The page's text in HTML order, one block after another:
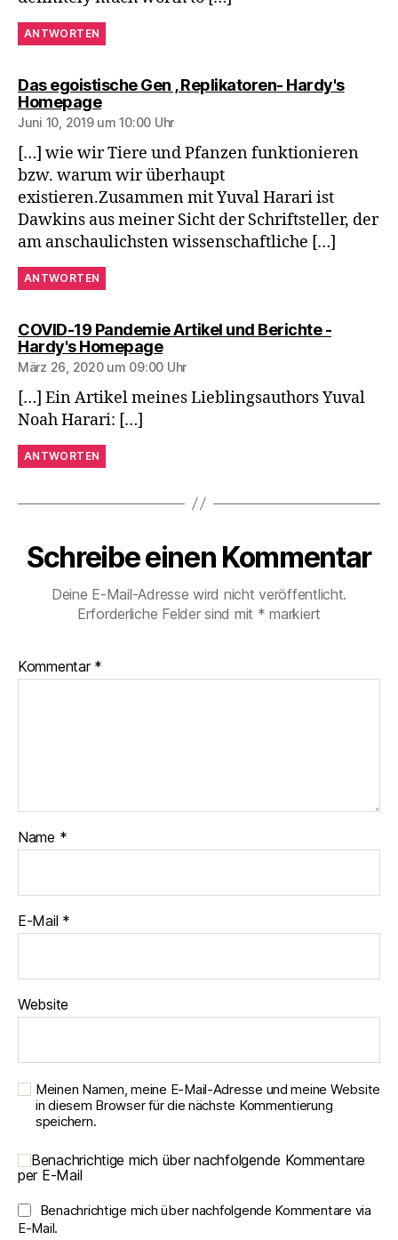
ANTWORTEN
Das egoistische Gen , Replikatoren- Hardy's
Homepagesagt:
Juni 10, 2019 um 10:00 Uhr
[…] wie wir Tiere und Pfanzen funktionieren
bzw. warum wir überhaupt
existieren.Zusammen mit Yuval Harari ist
Dawkins aus meiner Sicht der Schriftsteller, der
am anschaulichsten wissenschaftliche […]
ANTWORTEN
COVID-19 Pandemie Artikel und Berichte -
Hardy's Homepagesagt:
März 26, 2020 um 09:00 Uhr
[…] Ein Artikel meines Lieblingsauthors Yuval
Noah Harari: […]
ANTWORTEN
Schreibe einen Kommentar
Deine E-Mail-Adresse wird nicht veröffentlicht.
Erforderliche Felder sind mit * markiert
Kommentar *
Name *
E-Mail *
Website
Meinen Namen, meine E-Mail-Adresse und meine Website
in diesem Browser für die nächste Kommentierung
speichern.
Benachrichtige mich über nachfolgende Kommentare
per E-Mail
Benachrichtige mich über nachfolgende Kommentare via
E-Mail.